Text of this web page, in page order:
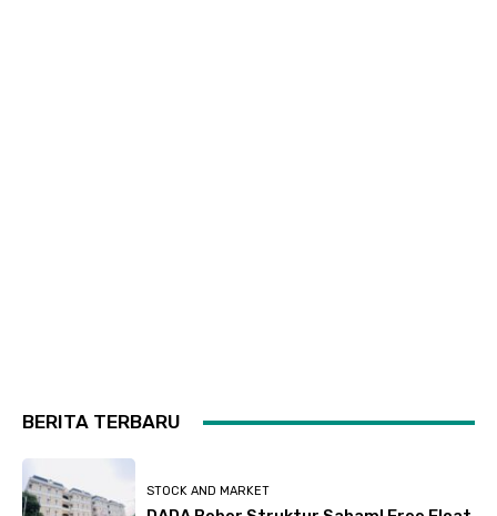
BERITA TERBARU
STOCK AND MARKET